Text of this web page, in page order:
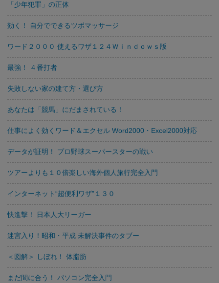
「少年犯罪」の正体
効く！ 自分でできるツボマッサージ
ワード２０００ 使えるワザ１２４Ｗｉｎｄｏｗｓ版
最強！ ４番打者
失敗しない家の建て方・選び方
あなたは「競馬」にだまされている！
仕事によく効くワード＆エクセル Word2000・Excel2000対応
データが証明！ プロ野球スーパースターの戦い
ツアーよりも１０倍楽しい海外個人旅行完全入門
インターネット“超便利ワザ”１３０
快進撃！ 日本人大リーガー
迷宮入り！昭和・平成 未解決事件のタブー
＜図解＞ しぼれ！ 体脂肪
まだ間に合う！ パソコン完全入門